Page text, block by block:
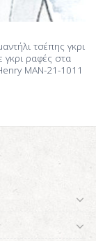
τσέπης γκρι
γκρι ραφές στα
MAN-21-1011